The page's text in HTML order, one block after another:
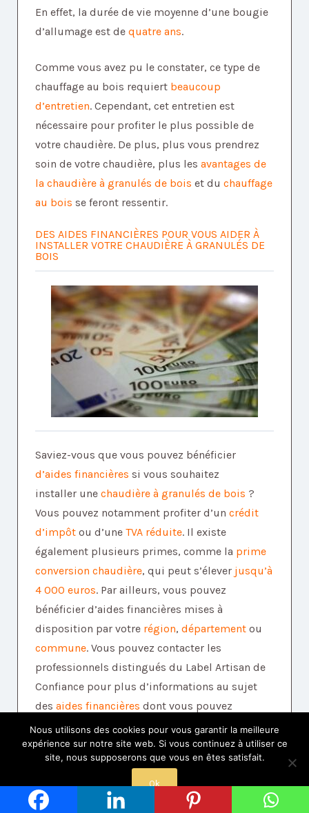
En effet, la durée de vie moyenne d’une bougie
d’allumage est de quatre ans.
Comme vous avez pu le constater, ce type de
chauffage au bois requiert beaucoup
d’entretien. Cependant, cet entretien est
nécessaire pour profiter le plus possible de
votre chaudière. De plus, plus vous prendrez
soin de votre chaudière, plus les avantages de
la chaudière à granulés de bois et du chauffage
au bois se feront ressentir.
DES AIDES FINANCIÈRES POUR VOUS AIDER À
INSTALLER VOTRE CHAUDIÈRE À GRANULÉS DE
BOIS
Saviez-vous que vous pouvez bénéficier
d’aides financières si vous souhaitez
installer une chaudière à granulés de bois ?
Vous pouvez notamment profiter d’un crédit
d’impôt ou d’une TVA réduite. Il existe
également plusieurs primes, comme la prime
conversion chaudière, qui peut s’élever jusqu’à
4 000 euros. Par ailleurs, vous pouvez
bénéficier d’aides financières mises à
disposition par votre région, département ou
commune. Vous pouvez contacter les
professionnels distingués du Label Artisan de
Confiance pour plus d’informations au sujet
des aides financières dont vous pouvez
bénéficier.
Maintenant que vous en savez un petit peu
avantages de la chaudière à
granulés de bois, vous êtes prêt à passer au
Nous utilisons des cookies pour vous garantir la meilleure
expérience sur notre site web. Si vous continuez à utiliser ce
site, nous supposerons que vous en êtes satisfait.
Ok